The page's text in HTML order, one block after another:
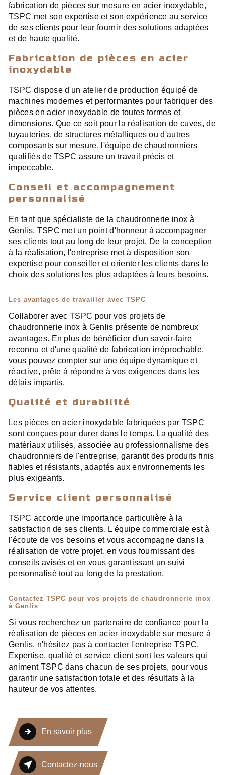
fabrication de pièces sur mesure en acier inoxydable,
TSPC met son expertise et son expérience au service
de ses clients pour leur fournir des solutions adaptées
et de haute qualité.
Fabrication de pièces en acier
inoxydable
TSPC dispose d'un atelier de production équipé de
machines modernes et performantes pour fabriquer des
pièces en acier inoxydable de toutes formes et
dimensions. Que ce soit pour la réalisation de cuves, de
tuyauteries, de structures métalliques ou d'autres
composants sur mesure, l'équipe de chaudronniers
qualifiés de TSPC assure un travail précis et
impeccable.
Conseil et accompagnement
personnalisé
En tant que spécialiste de la chaudronnerie inox à
Genlis, TSPC met un point d'honneur à accompagner
ses clients tout au long de leur projet. De la conception
à la réalisation, l'entreprise met à disposition son
expertise pour conseiller et orienter les clients dans le
choix des solutions les plus adaptées à leurs besoins.
Les avantages de travailler avec TSPC
Collaborer avec TSPC pour vos projets de
chaudronnerie inox à Genlis présente de nombreux
avantages. En plus de bénéficier d'un savoir-faire
reconnu et d'une qualité de fabrication irréprochable,
vous pouvez compter sur une équipe dynamique et
réactive, prête à répondre à vos exigences dans les
délais impartis.
Qualité et durabilité
Les pièces en acier inoxydable fabriquées par TSPC
sont conçues pour durer dans le temps. La qualité des
matériaux utilisés, associée au professionnalisme des
chaudronniers de l'entreprise, garantit des produits finis
fiables et résistants, adaptés aux environnements les
plus exigeants.
Service client personnalisé
TSPC accorde une importance particulière à la
satisfaction de ses clients. L'équipe commerciale est à
l'écoute de vos besoins et vous accompagne dans la
réalisation de votre projet, en vous fournissant des
conseils avisés et en vous garantissant un suivi
personnalisé tout au long de la prestation.
Contactez TSPC pour vos projets de chaudronnerie inox
à Genlis
Si vous recherchez un partenaire de confiance pour la
réalisation de pièces en acier inoxydable sur mesure à
Genlis, n'hésitez pas à contacter l'entreprise TSPC.
Expertise, qualité et service client sont les valeurs qui
animent TSPC dans chacun de ses projets, pour vous
garantir une satisfaction totale et des résultats à la
hauteur de vos attentes.
En savoir plus
Contactez-nous